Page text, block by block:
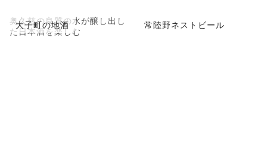
大子町の地酒
奥久慈の良質の水が醸し出し
た日本酒を楽しむ
常陸野ネストビール